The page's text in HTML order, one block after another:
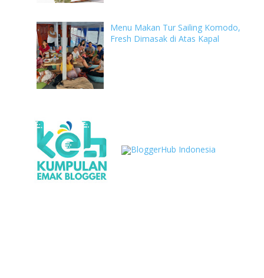
Menu Makan Tur Sailing Komodo,
Fresh Dimasak di Atas Kapal